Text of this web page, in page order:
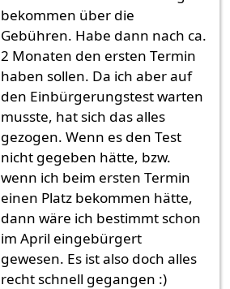
bekommen über die
Gebühren. Habe dann nach ca.
2 Monaten den ersten Termin
haben sollen. Da ich aber auf
den Einbürgerungstest warten
musste, hat sich das alles
gezogen. Wenn es den Test
nicht gegeben hätte, bzw.
wenn ich beim ersten Termin
einen Platz bekommen hätte,
dann wäre ich bestimmt schon
im April eingebürgert
gewesen. Es ist also doch alles
recht schnell gegangen :)